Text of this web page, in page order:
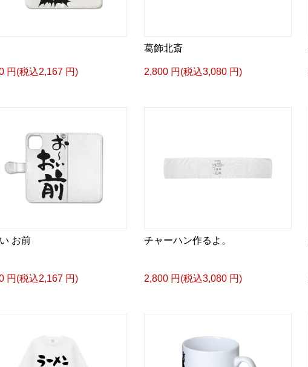
円(税込2,167 円)
葛飾北斎
2,800 円(税込3,080 円)
お前
円(税込2,167 円)
チャーハン作るよ。
2,800 円(税込3,080 円)